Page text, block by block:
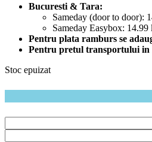
Bucuresti & Tara:
Sameday (door to door):
Sameday Easybox: 14.99
Pentru plata ramburs se
Pentru pretul transportului in
Stoc epuizat